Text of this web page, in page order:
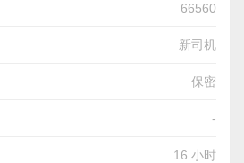
66560
新司机
保密
-
16 小时